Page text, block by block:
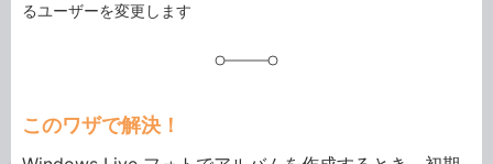
るユーザーを変更します
このワザで解決！